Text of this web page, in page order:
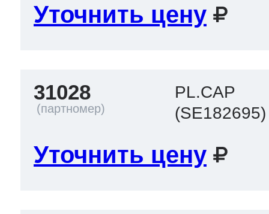
Уточнить цену
31028
PL.CAP
(SE182695)
Уточнить цену